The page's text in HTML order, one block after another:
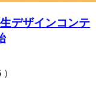
デザインコンテ
）